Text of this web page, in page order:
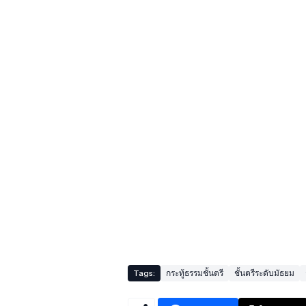
Tags: กระทู้ธรรมชั้นตรี ชั้นตรีระดับมัธยม